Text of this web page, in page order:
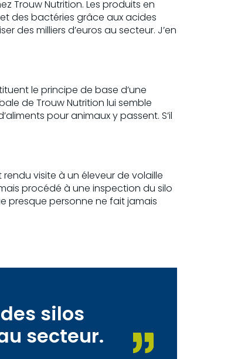
Trouw Nutrition. Les produits en
des bactéries grâce aux acides
des milliers d’euros au secteur. J’en
le principe de base d’une
de Trouw Nutrition lui semble
pour animaux y passent. S’il
visite à un éleveur de volaille
procédé à une inspection du silo
presque personne ne fait jamais
silos
secteur.